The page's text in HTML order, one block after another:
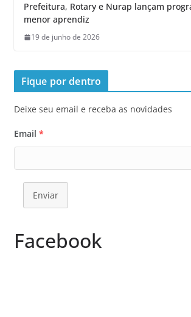
Prefeitura, Rotary e Nurap lançam
menor aprendiz
19 de junho de 2026
Fique por dentro
Deixe seu email e receba as novidades
Email *
Enviar
Facebook